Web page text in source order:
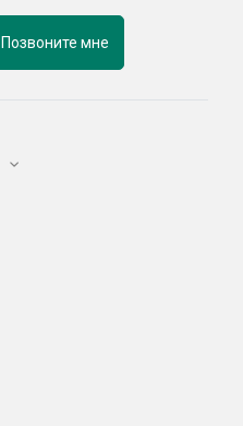
Позвоните мне